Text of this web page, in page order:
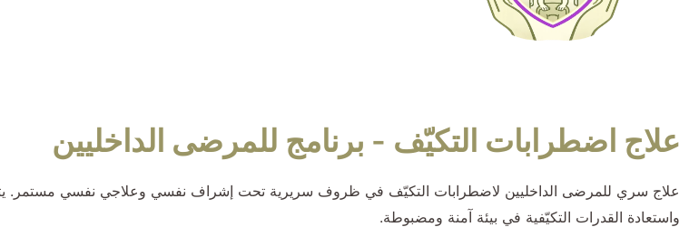
علاج اضطرابات التكيّف - برنامج للمرضى الداخليين
علاج سري للمرضى الداخليين لاضطرابات التكيّف في ظروف سريرية تحت إشراف نفسي وعلاجي نفسي مستمر.
واستعادة القدرات التكيّفية في بيئة آمنة ومضبوطة.